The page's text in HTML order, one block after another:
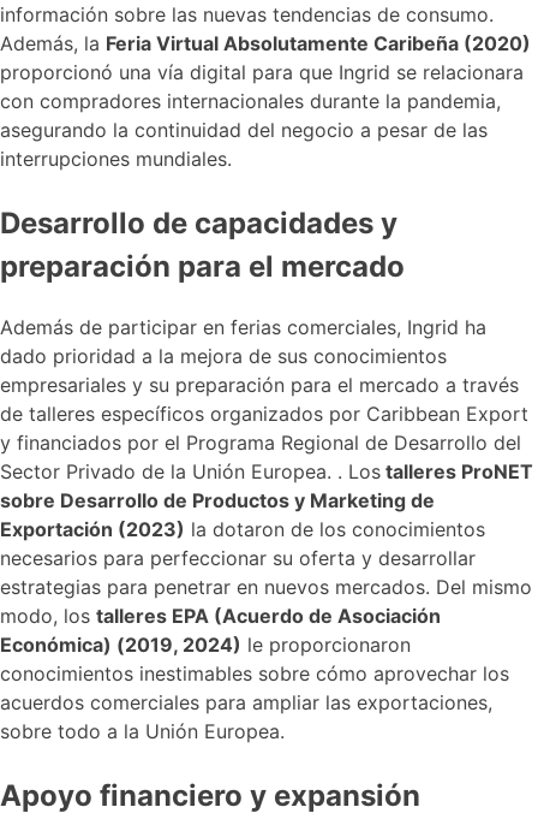
información sobre las nuevas tendencias de consumo.
Además, la Feria Virtual Absolutamente Caribeña (2020)
proporcionó una vía digital para que Ingrid se relacionara
con compradores internacionales durante la pandemia,
asegurando la continuidad del negocio a pesar de las
interrupciones mundiales.
Desarrollo de capacidades y
preparación para el mercado
Además de participar en ferias comerciales, Ingrid ha
dado prioridad a la mejora de sus conocimientos
empresariales y su preparación para el mercado a través
de talleres específicos organizados por Caribbean Export
y financiados por el Programa Regional de Desarrollo del
Sector Privado de la Unión Europea. . Los talleres ProNET
sobre Desarrollo de Productos y Marketing de
Exportación (2023) la dotaron de los conocimientos
necesarios para perfeccionar su oferta y desarrollar
estrategias para penetrar en nuevos mercados. Del mismo
modo, los talleres EPA (Acuerdo de Asociación
Económica) (2019, 2024) le proporcionaron
conocimientos inestimables sobre cómo aprovechar los
acuerdos comerciales para ampliar las exportaciones,
sobre todo a la Unión Europea.
Apoyo financiero y expansión